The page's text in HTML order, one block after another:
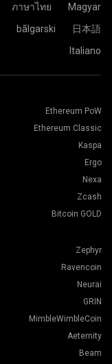
Magyar
ภาษาไทย
日本語
bãlgarski
Italiano
Ethereum PoW
Ethereum Classic
Kaspa
Ergo
Nexa
Zcash
Bitcoin GOLD
Zephyr
Ravencoin
Neurai
GRIN
MimbleWimbleCoin
Aeternity
Beam